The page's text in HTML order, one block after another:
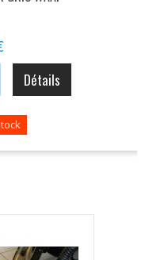
Détails